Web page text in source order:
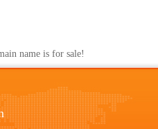
name is for sale!